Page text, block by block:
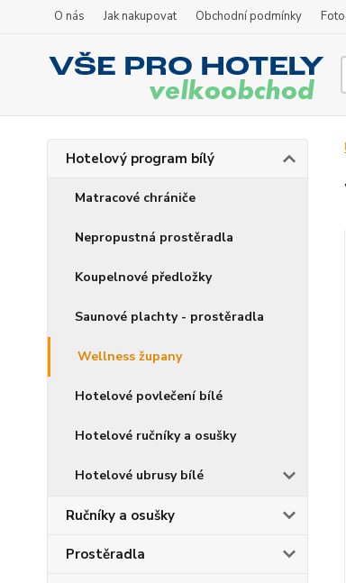
O nás Jak nakupovat Obchodní podmínky
Hotelový program bílý
Matracové chrániče
Nepropustná prostěradla
Koupelnové předložky
Saunové plachty - prostěradla
Wellness župany
Hotelové povlečení bílé
Hotelové ručníky a osušky
Hotelové ubrusy bílé
Ručníky a osušky
Prostěradla